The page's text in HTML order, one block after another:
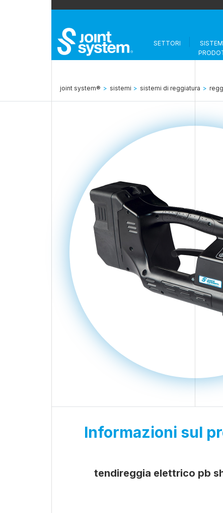
SETTORI
joint system® > sistemi > sistemi di reggiatura >
Informazioni sul
tendireggia elettrico pb